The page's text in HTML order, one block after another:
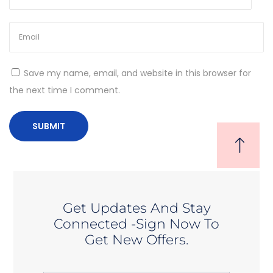
Save my name, email, and website in this browser for
the next time I comment.
Get Updates And Stay
Connected -Sign Now To
Get New Offers.